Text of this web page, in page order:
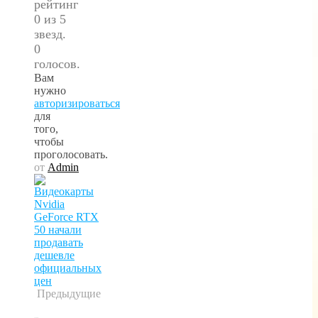
рейтинг
0 из 5
звезд.
0
голосов.
Вам
нужно
авторизироваться
для
того,
чтобы
проголосовать.
от Admin
Предыдущие